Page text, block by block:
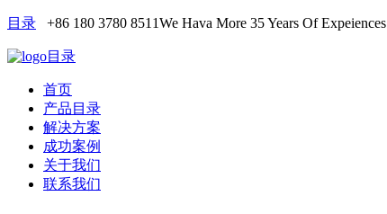
目录 +86 180 3780 8511We Hava More 35 Years Of Expeiences
目录
首页
产品目录
解决方案
成功案例
关于我们
联系我们